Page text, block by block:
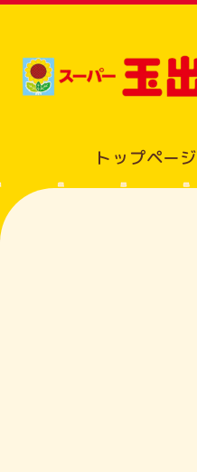
トップページ